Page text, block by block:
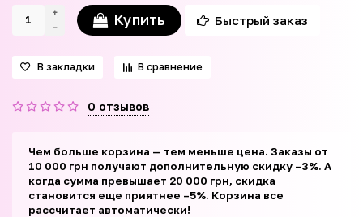
Купить Быстрый заказ
В закладки В сравнение
0 отзывов
Чем больше корзина — тем меньше цена. Заказы от
10 000 грн получают дополнительную скидку –3%. А
когда сумма превышает 20 000 грн, скидка
становится еще приятнее –5%. Корзина все
рассчитает автоматически!